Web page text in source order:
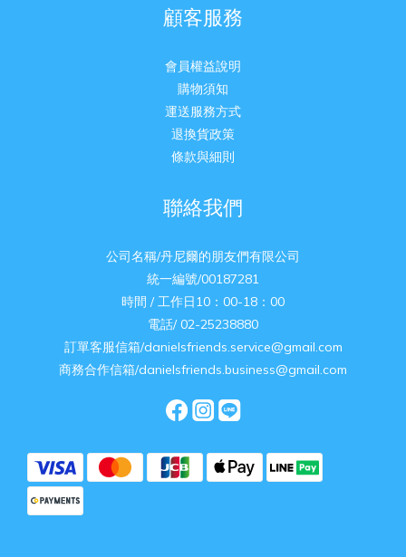
顧客服務
會員權益說明
購物須知
運送服務方式
退換貨政策
條款與細則
聯絡我們
公司名稱/丹尼爾的朋友們有限公司
統一編號/00187281
時間 / 工作日10：00-18：00
電話/ 02-25238880
訂單客服信箱/danielsfriends.service@gmail.com
商務合作信箱/danielsfriends.business@gmail.com